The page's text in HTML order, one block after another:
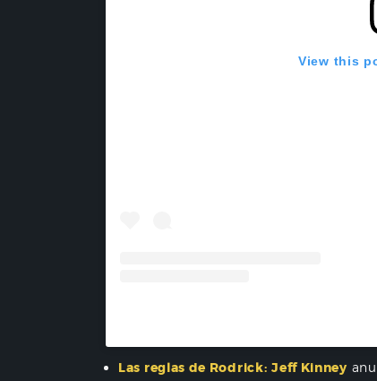
View this
Las reglas de Rodrick: Jeff Kinney